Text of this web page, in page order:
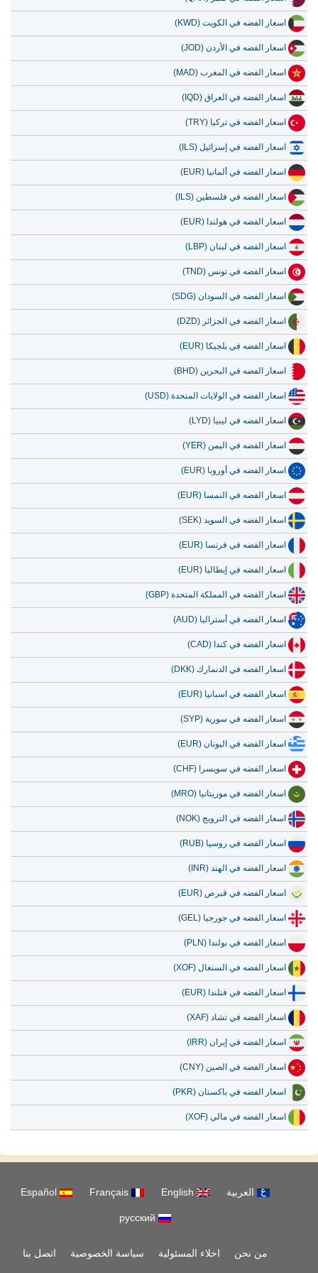
10 يوليو 2026
9 يوليو 2026
8 يوليو 2026
7 يوليو 2026
اسعار الفضه في الكويت (KWD)
اسعار الفضه في الأردن (JOD)
اسعار الفضه في المغرب (MAD)
اسعار الفضه في العراق (IQD)
اسعار الفضه في تركيا (TRY)
اسعار الفضه في إسرائيل (ILS)
اسعار الفضه في ألمانيا (EUR)
اسعار الفضه في فلسطين (ILS)
اسعار الفضه في هولندا (EUR)
اسعار الفضه في لبنان (LBP)
اسعار الفضه في تونس (TND)
اسعار الفضه في السودان (SDG)
اسعار الفضه في الجزائر (DZD)
اسعار الفضه في بلجيكا (EUR)
اسعار الفضه في البحرين (BHD)
اسعار الفضه في الولايات المتحدة (USD)
اسعار الفضه في ليبيا (LYD)
اسعار الفضه في اليمن (YER)
اسعار الفضه في أوروبا (EUR)
اسعار الفضه في النمسا (EUR)
اسعار الفضه في السويد (SEK)
اسعار الفضه في فرنسا (EUR)
اسعار الفضه في إيطاليا (EUR)
اسعار الفضه في المملكة المتحدة (GBP)
اسعار الفضه في أستراليا (AUD)
اسعار الفضه في كندا (CAD)
اسعار الفضه في الدنمارك (DKK)
اسعار الفضه في اسبانيا (EUR)
اسعار الفضه في سورية (SYP)
اسعار الفضه في اليونان (EUR)
اسعار الفضه في سويسرا (CHF)
اسعار الفضه في موريتانيا (MRO)
اسعار الفضه في النرويج (NOK)
اسعار الفضه في روسيا (RUB)
اسعار الفضه في الهند (INR)
اسعار الفضه في قبرص (EUR)
اسعار الفضه في جورجيا (GEL)
اسعار الفضه في بولندا (PLN)
اسعار الفضه في السنغال (XOF)
اسعار الفضه في فنلندا (EUR)
اسعار الفضه في تشاد (XAF)
اسعار الفضه في إيران (IRR)
اسعار الفضه في الصين (CNY)
اسعار الفضه في باكستان (PKR)
اسعار الفضه في مالي (XOF)
العربية Français
Español
من نحن اخلاء المسئولية سياسة الخصوصية اتصل بنا